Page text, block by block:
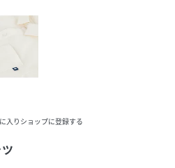
入りショップに登録する